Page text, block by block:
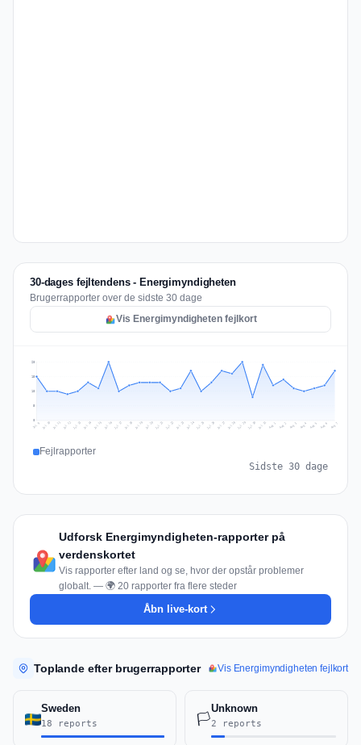
30-dages fejltendens - Energimyndigheten
Brugerrapporter over de sidste 30 dage
Vis Energimyndigheten fejlkort
10
15
20
Jul 9 Jul 10 Jul 11 Jul 12 Jul 13 Jul 14 Jul 15 Jul 16 Jul 17 Jul 18 Jul 19 Jul 20 Jul 21 Jul 22 Jul 23 Jul 24 Jul 25 Jul 26 Jul 27 Jul 28 Jul 29 Jul 30 Jul 31 Aug 1 Aug 2 Aug 3 Aug 4 Aug 5 Aug 6 Aug 7
Fejlrapporter
Sidste 30 dage
Udforsk Energimyndigheten-rapporter på
verdenskortet
Vis rapporter efter land og se, hvor der opstår problemer
globalt. — 🌍 20 rapporter fra flere steder
Åbn live-kort
Toplande efter brugerrapporter Vis Energimyndigheten fejlkort
Sweden
18 reports 🏳️
Unknown
2 reports